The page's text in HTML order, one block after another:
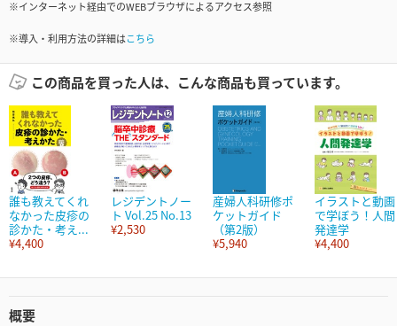
※インターネット経由でのWEBブラウザによるアクセス参照
※導入・利用方法の詳細はこちら
この商品を買った人は、こんな商品も買っています。
誰も教えてくれ
なかった皮疹の
診かた・考え...
¥4,400
レジデントノー
ト Vol.25 No.13
¥2,530
産婦人科研修ポ
ケットガイド
（第2版）
¥5,940
イラストと動画
で学ぼう！人間
発達学
¥4,400
概要